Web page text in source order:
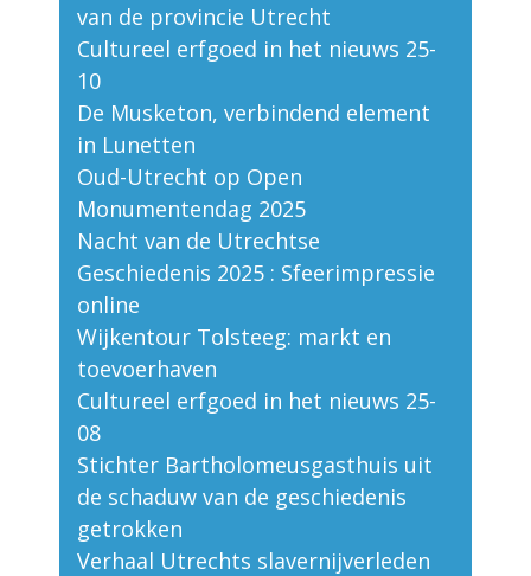
van de provincie Utrecht
Cultureel erfgoed in het nieuws 25-
10
De Musketon, verbindend element
in Lunetten
Oud-Utrecht op Open
Monumentendag 2025
Nacht van de Utrechtse
Geschiedenis 2025 : Sfeerimpressie
online
Wijkentour Tolsteeg: markt en
toevoerhaven
Cultureel erfgoed in het nieuws 25-
08
Stichter Bartholomeusgasthuis uit
de schaduw van de geschiedenis
getrokken
Verhaal Utrechts slavernijverleden